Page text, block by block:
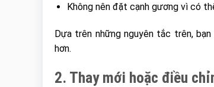
Không nên đặt cạnh gương vì có
Dựa trên những nguyên tắc trên,
hơn.
2. Thay mới hoặc điều